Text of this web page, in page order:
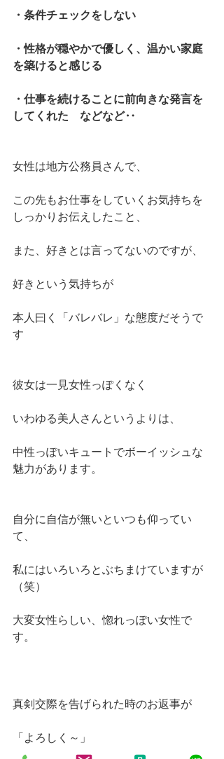
・条件チェックをしない
・性格が穏やかで優しく、温かい家庭
を築けると感じる
・仕事を続けることに前向きな発言を
してくれた　などなど‥
女性は地方公務員さんで、
この先もお仕事をしていくお気持ちを
しっかりお伝えしたこと、
また、好きとは言ってないのですが、
好きという気持ちが
本人曰く「バレバレ」な態度だそうで
す
彼女は一見女性っぽくなく
いわゆる美人さんというよりは、
中性っぽいキュートでボーイッシュな
魅力があります。
自分に自信が無いといつも仰ってい
て、
私にはいろいろとぶちまけていますが
（笑）
大変女性らしい、惚れっぽい女性で
す。
真剣交際を告げられた時のお返事が
「よろしく～」